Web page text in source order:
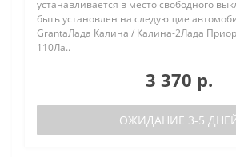
устанавливается в место свободного
быть установлен на следующие
GrantaЛада Калина / Калина-2Лада
110Ла..
3 370 р.
ОЖИДАНИЕ 3-5